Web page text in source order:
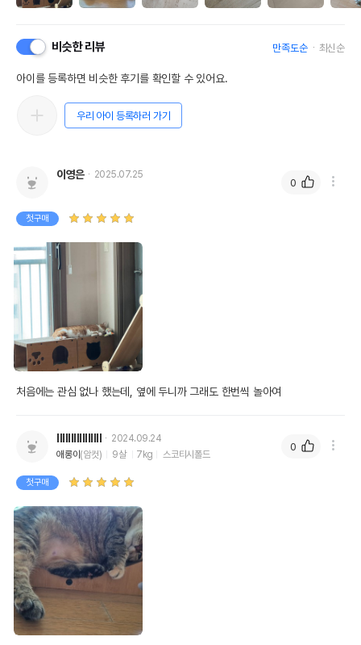
비슷한 리뷰 만족도순 최신순
아이를 등록하면 비슷한 후기를 확인할 수 있어요.
우리 아이 등록하러 가기
이영은 2025.07.25
첫구매
처음에는 관심 없나 했는데, 옆에 두니까 그래도 한번씩 놀아여
0
2024.09.24
애롱이 (암컷) 9살 7kg 스코티시폴드
첫구매
0